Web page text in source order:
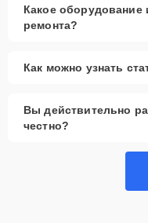
Какое оборудование
ремонта?
Как можно узнать
Вы действительно
честно?